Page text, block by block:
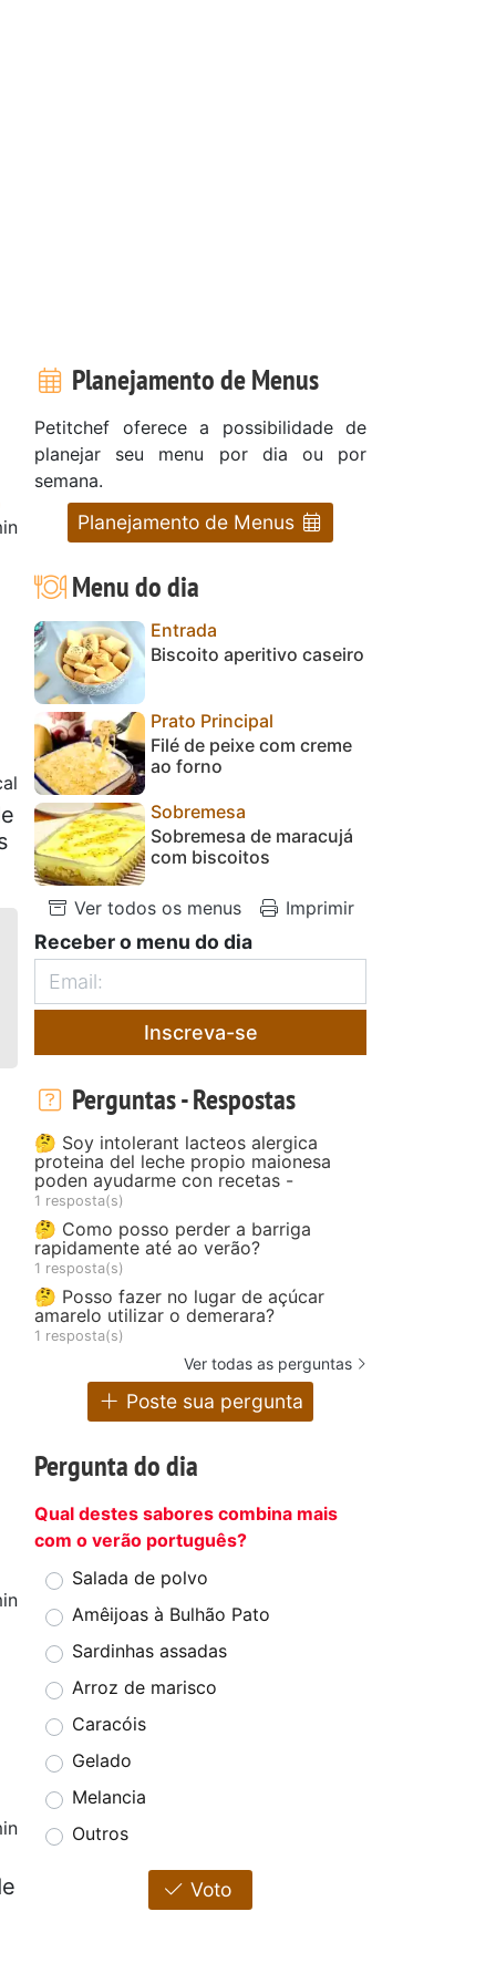
Planejamento de Menus
Petitchef oferece a possibilidade de
planejar seu menu por dia ou por
semana.
Planejamento de Menus
Menu do dia
Entrada
Biscoito aperitivo caseiro
Prato Principal
Filé de peixe com creme
ao forno
Sobremesa
Sobremesa de maracujá
com biscoitos
Ver todos os menus Imprimir
Receber o menu do dia
Inscreva-se
Perguntas - Respostas
🤔 Soy intolerant lacteos alergica
proteina del leche propio maionesa
poden ayudarme con recetas -
1 resposta(s)
🤔 Como posso perder a barriga
rapidamente até ao verão?
1 resposta(s)
🤔 Posso fazer no lugar de açúcar
amarelo utilizar o demerara?
1 resposta(s)
Ver todas as perguntas
Poste sua pergunta
Pergunta do dia
Qual destes sabores combina mais
com o verão português?
Salada de polvo
Amêijoas à Bulhão Pato
Sardinhas assadas
Arroz de marisco
Caracóis
Gelado
Melancia
Outros
Voto